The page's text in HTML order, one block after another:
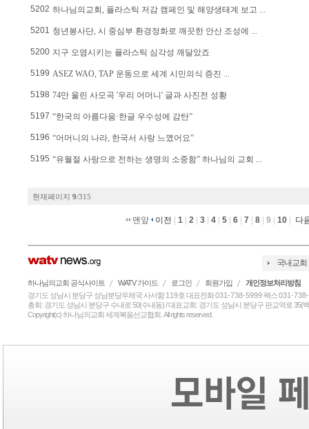
5202 하나님의교회, 플라스틱 저감 캠페인 및 해양생태계 보고 ...
5201 청년봉사단, 시 중심부 환경정화로 깨끗한 안산 조성에 ...
5200 지구 오염시키는 플라스틱 심각성 깨달았죠
5199 ASEZ WAO, TAP 운동으로 세계 시민의식 증진 ...
5198 74만 울린 사모곡 '우리 어머니' 글과 사진전 성황
5197 “한국의 아름다움·한글 우수성에 감탄”
5196 “어머니의 나라, 한국서 사랑 느꼈어요”
5195 “유월절 사랑으로 전하는 생명의 소중함” 하나님의 교회 ...
현재페이지 9/315
맨앞 이전 1 2 3 4 5 6 7 8 9 10 다
국내교회
하나님의교회 공식사이트 WATV 가이드 로그인 회원가입
개인정보처리방침
경기도 성남시 분당구 성남분당우체국 사서함119호 대표전화031-738-5999 팩스031-
총회: 경기도 성남시 분당구 수내로 50(수내동) / 대표교회: 경기도 성남시 분당구 판교역로 35(
Copyright(c) 하나님의교회 세계복음선교협회. All rights reserved.